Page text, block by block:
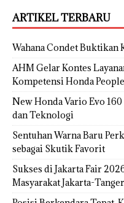
ARTIKEL TERBARU
Wahana Condet Buktikan
AHM Gelar Kontes
Kompetensi Honda
New Honda Vario Evo
dan Teknologi
Sentuhan Warna Baru
sebagai Skutik Favorit
Sukses di Jakarta Fair
Masyarakat Jakarta-